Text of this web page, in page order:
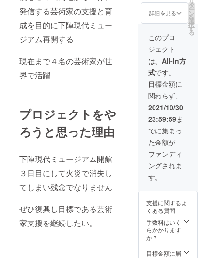
発信する芸術家の支援と育
成を目的に下陣現代ミュー
ジアム再開する
現在まで４名の芸術家が世
界で活躍
プロジェクトをや
ろうと思った理由
下陣現代ミュージアム開館
３日目にして火災で消失し
てしまい残念でなりません
ぜひ復興し目標である芸術
家支援を継続したい。
ピック
記念作
品）３
０x４０
cm 額入
り、本
人サイ
ン、送
料込
み 有
名百貨
店
¥55,000
円作品
です、
復興特
別価格
¥30,000
（税
込、
額、送
料込）
詳細を見る
タ
ー
ン
を
選
択
す
る
このプロ
ジェクト
は、 All-In方
式です。
目標金額に
関わらず、
2021/10/30
23:59:59ま
でに集まっ
た金額が
ファンディ
ングされま
す。
支援に関するよ
くある質問
手数料はいく
らかかります
か？
目標金額に届